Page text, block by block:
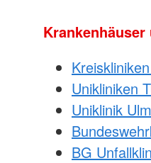
Unikliniken
Uniklinik
BG